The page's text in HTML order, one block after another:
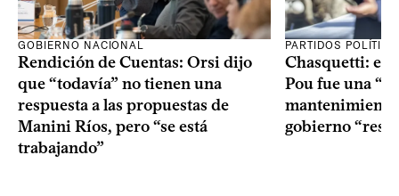
GOBIERNO NACIONAL
Rendición de Cuentas: Orsi dijo
que “todavía” no tienen una
respuesta a las propuestas de
Manini Ríos, pero “se está
trabajando”
PARTIDOS
Chasquetti: el
Pou fue una
gobierno